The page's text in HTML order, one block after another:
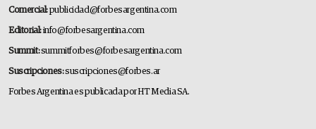
Comercial:publicidad@forbesargentina.com
Editorial:info@forbesargentina.com
Summit:summitforbes@forbesargentina.com
Suscripciones:suscripciones@forbes.ar
Forbes Argentina es publicada por HT Media SA.